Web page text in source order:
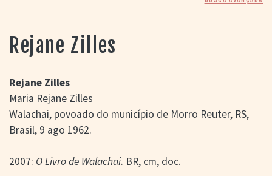
PORTAL DO
CINEMA GAÚCHO
> BUSCA AVANÇADA
> LISTA DE FILMES
> FILMOGRAFIAS DE
CINEASTAS
> DISCOGRAFIAS
CONTATO E
Rejane Zilles
Rejane Zilles
Maria Rejane Zilles
Walachai, povoado do município de Morro Reuter, RS,
Brasil, 9 ago 1962.
2007: O Livro de Walachai. BR, cm, doc.